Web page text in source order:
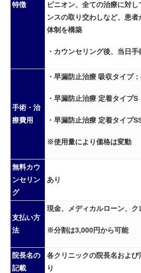
特徴
ピニオン、全ての治療に対
ンスの取り交わしなど、患
体制を構築
・カウンセリング後、当日手
手術・治
療費用
・早漏防止治療 吸収タイプ
・早漏防止治療 定着タイプS
・早漏防止治療 定着タイプ
※使用量により価格は変動
無料カウ
ンセリン
グ
あり
支払い方
法
現金、メディカルローン、ク
※分割は3,000円から可能
院長名の
記載
各クリニックの院長名およ
り